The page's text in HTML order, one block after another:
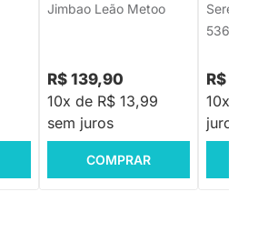
Jimbao Leão Metoo
R$ 139,90
10x de R$ 13,99
sem juros
COMPRAR
Sereia
5363
R$
10x de
juros